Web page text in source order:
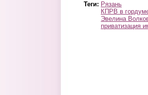
Теги: Рязань
КПРВ в
Эвелина
приватизация